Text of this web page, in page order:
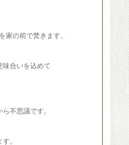
家の前で焚きます。
合いを込めて
不思議です。
。